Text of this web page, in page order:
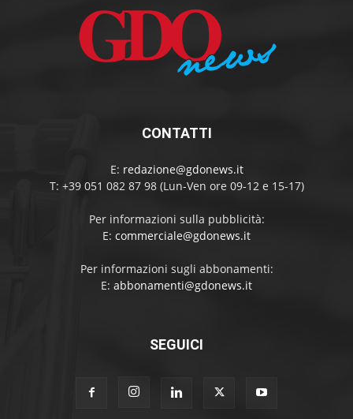
CONTATTI
E: redazione@gdonews.it
T: +39 051 082 87 98 (Lun-Ven ore 09-12 e 15-17)
Per informazioni sulla pubblicità:
E: commerciale@gdonews.it
Per informazioni sugli abbonamenti:
E: abbonamenti@gdonews.it
SEGUICI